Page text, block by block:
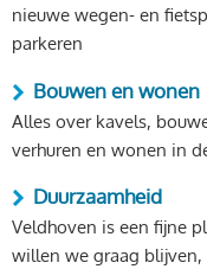
nieuwe wegen- en
parkeren
Bouwen en wonen
Alles over kavels,
verhuren en wonen in
Duurzaamheid
Veldhoven is een fijne
willen we graag